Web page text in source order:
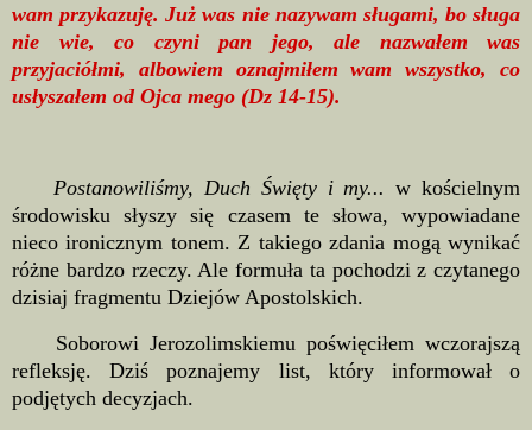
wam przykazuję. Już was nie nazywam sługami, bo sługa
nie wie, co czyni pan jego, ale nazwałem was
przyjaciółmi, albowiem oznajmiłem wam wszystko, co
usłyszałem od Ojca mego (Dz 14-15).
Postanowiliśmy, Duch Święty i my... w kościelnym
środowisku słyszy się czasem te słowa, wypowiadane
nieco ironicznym tonem. Z takiego zdania mogą wynikać
różne bardzo rzeczy. Ale formuła ta pochodzi z czytanego
dzisiaj fragmentu Dziejów Apostolskich.
Soborowi Jerozolimskiemu poświęciłem wczorajszą
refleksję. Dziś poznajemy list, który informował o
podjętych decyzjach.